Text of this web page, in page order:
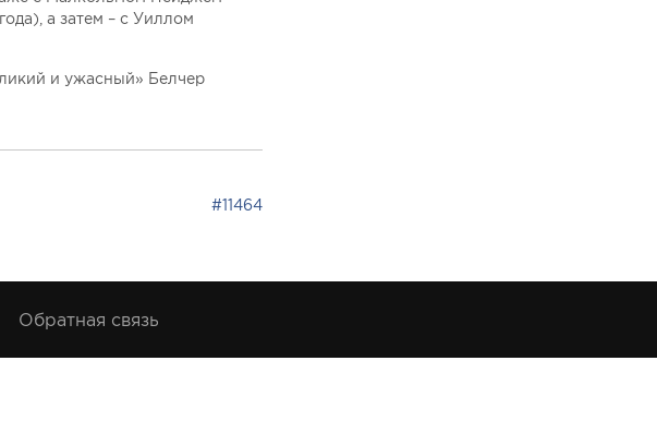
а затем – с Уиллом
и ужасный» Белчер
#11464
Обратная связь